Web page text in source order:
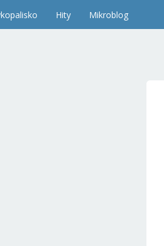
Hity Mikroblog